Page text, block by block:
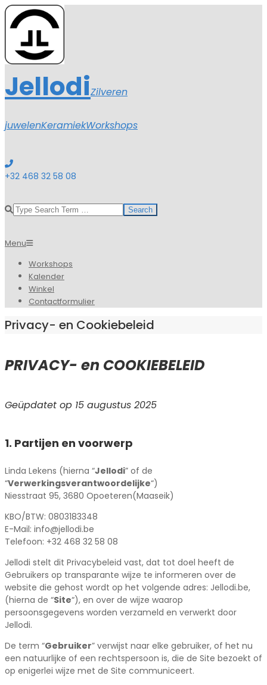
Skip
to
JellodiZilveren
juwelenKeramiekWorkshops
+32 468 32 58 08
Search
Primary
Menu
Menu
Workshops
Kalender
Winkel
Contactformulier
Privacy- en Cookiebeleid
PRIVACY- en COOKIEBELEID
Geüpdatet op 15 augustus 2025
1. Partijen en voorwerp
Linda Lekens (hierna “Jellodi” of de
“Verwerkingsverantwoordelijke“)
Niesstraat 95, 3680 Opoeteren(Maaseik)
KBO/BTW: 0803183348
E-Mail: info@jellodi.be
Telefoon: +32 468 32 58 08
Jellodi stelt dit Privacybeleid vast, dat tot doel heeft de
Gebruikers op transparante wijze te informeren over de
website die gehost wordt op het volgende adres: Jellodi.be,
(hierna de “Site“), en over de wijze waarop
persoonsgegevens worden verzameld en verwerkt door
Jellodi.
De term “Gebruiker” verwijst naar elke gebruiker, of het nu
een natuurlijke of een rechtspersoon is, die de Site bezoekt of
op enigerlei wijze met de Site communiceert.